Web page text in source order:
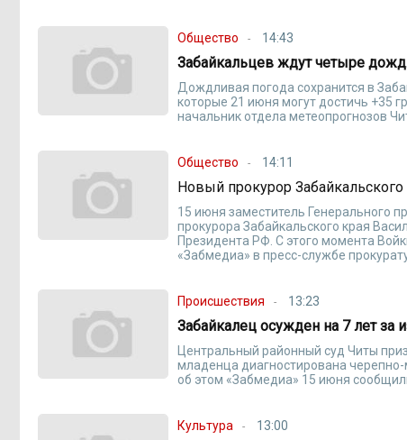
Общество 14:43
Забайкальцев ждут четыре
Дождливая погода сохранится в
которые 21 июня могут достичь +35
начальник отдела метеопрогнозов
Общество 14:11
Новый прокурор
15 июня заместитель Генерального
прокурора Забайкальского края
Президента РФ. С этого момента
«Забмедиа» в пресс-службе
Происшествия 13:23
Забайкалец осужден на 7 лет
Центральный районный суд Читы
младенца диагностирована
об этом «Забмедиа» 15 июня
Культура 13:00